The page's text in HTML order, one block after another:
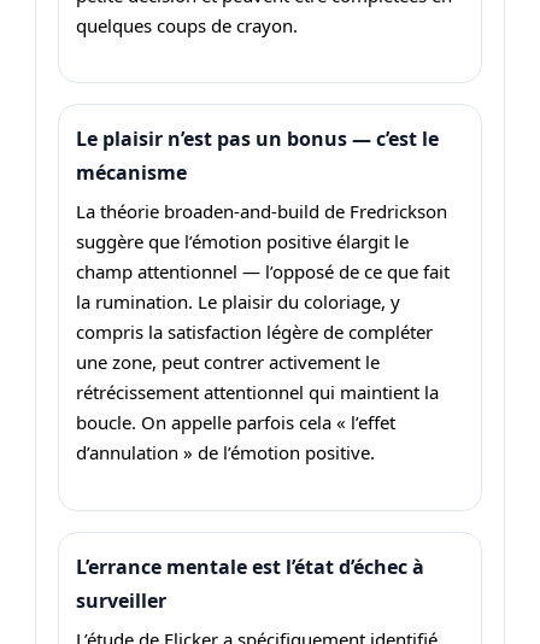
quelques coups de crayon.
Le plaisir n’est pas un bonus — c’est le
mécanisme
La théorie broaden-and-build de Fredrickson
suggère que l’émotion positive élargit le
champ attentionnel — l’opposé de ce que fait
la rumination. Le plaisir du coloriage, y
compris la satisfaction légère de compléter
une zone, peut contrer activement le
rétrécissement attentionnel qui maintient la
boucle. On appelle parfois cela « l’effet
d’annulation » de l’émotion positive.
L’errance mentale est l’état d’échec à
surveiller
L’étude de Flicker a spécifiquement identifié